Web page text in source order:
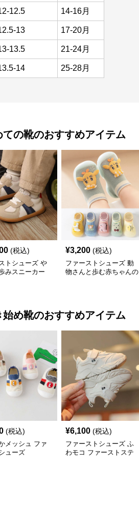
12.5 14-16月
13 17-20月
13.5 21-24月
14 25-28月
ての靴のおすすめアイテム
(税込)
トシューズ や
みスニーカー
¥3,200 (税込)
ファーストシューズ 動
物さんと歩む赤ちゃんの
始め靴のおすすめアイテム
(税込)
メッシュ ファ
ューズ
¥6,100 (税込)
ファーストシューズ ふ
わモコ ファーストステ